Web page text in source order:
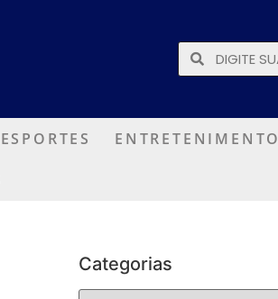
ESPORTES ENTRETENIMENTO
Categorias